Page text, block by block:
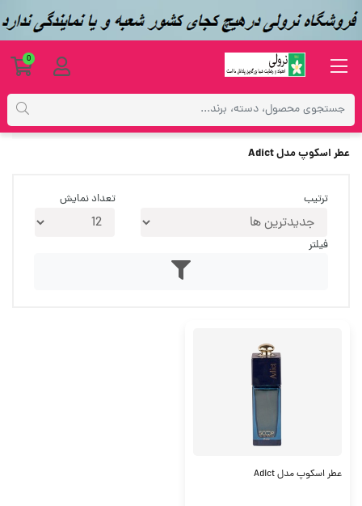
عطر اسکوپ مدل Adict
ترتیب تعداد نمایش
فیلتر
عطر اسکوپ مدل Adict
0